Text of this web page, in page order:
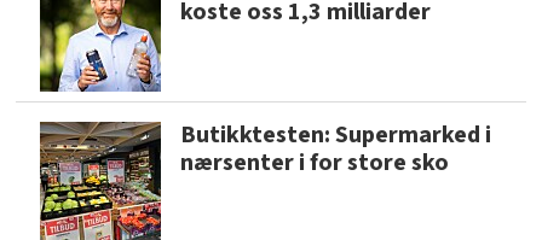
koste oss 1,3 milliarder
Butikktesten: Supermarked i
nærsenter i for store sko